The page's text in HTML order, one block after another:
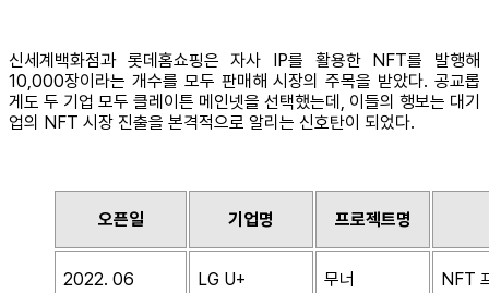
신세계백화점과 롯데홈쇼핑은 자사 IP를 활용한 NFT를 발행해
10,000장이라는 개수를 모두 판매해 시장의 주목을 받았다. 공교롭
게도 두 기업 모두 클레이튼 메인넷을 선택했는데, 이들의 행보는 대기
업의 NFT 시장 진출을 본격적으로 알리는 신호탄이 되었다.
오픈일 기업명 프로젝트명
2022. 06 LG U+ 무너 NFT